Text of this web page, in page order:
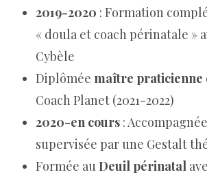
2019-2020 : Formation
« doula et coach périnatale »
Cybèle
Diplômée maître praticienne
Coach Planet (2021-2022)
2020-en cours :
supervisée par une Gestalt
Formée auDeuil périnatal